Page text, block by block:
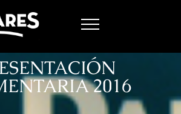
2016